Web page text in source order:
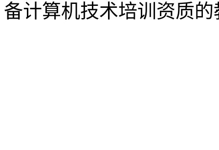
备计算机技术培训资质